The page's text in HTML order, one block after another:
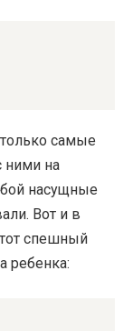
самые
ними на
насущные
Вот и в
спешный
ребенка: